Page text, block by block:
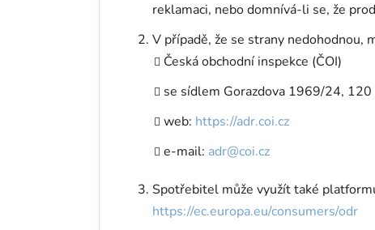
reklamaci, nebo domnívá-li se, že
V případě, že se strany nedohodnou,
Česká obchodní inspekce (ČOI)
se sídlem Gorazdova 1969/24, 120
web: https://adr.coi.cz
e-mail: adr@coi.cz
Spotřebitel může využít také
https://ec.europa.eu/consumers/odr